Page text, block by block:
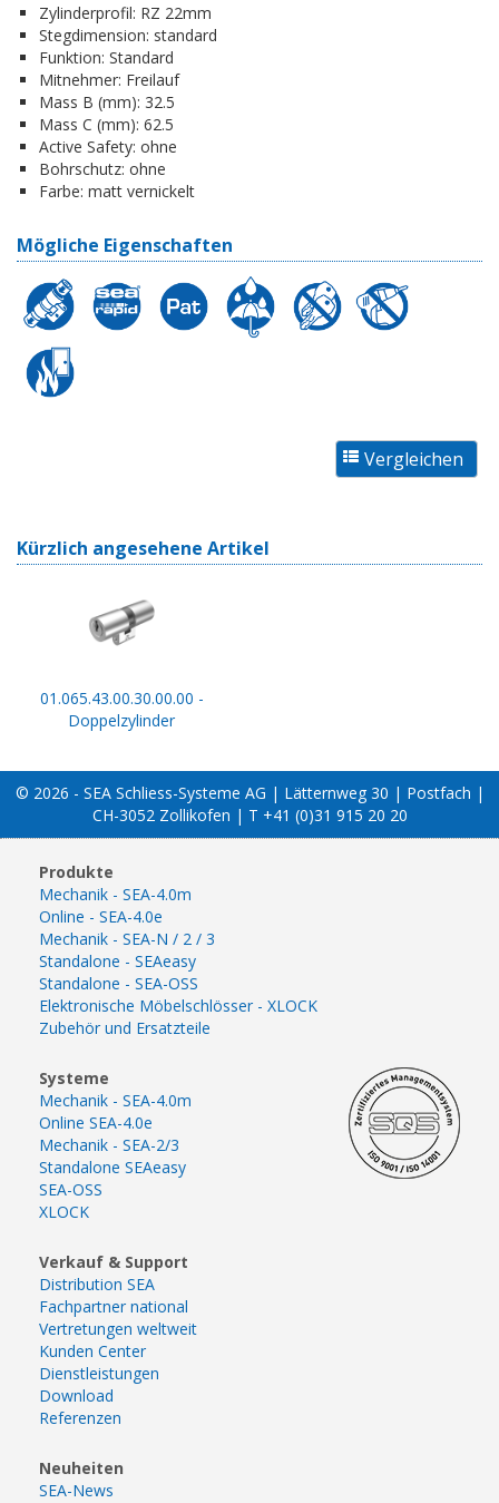
Zylinderprofil: RZ 22mm
Stegdimension: standard
Funktion: Standard
Mitnehmer: Freilauf
Mass B (mm): 32.5
Mass C (mm): 62.5
Active Safety: ohne
Bohrschutz: ohne
Farbe: matt vernickelt
Mögliche Eigenschaften
Kürzlich angesehene Artikel
01.065.43.00.30.00.00 -
Doppelzylinder
© 2026 - SEA Schliess-Systeme AG | Lätternweg 30 | Postfach |
CH-3052 Zollikofen | T +41 (0)31 915 20 20
Produkte
Mechanik - SEA-4.0m
Online - SEA-4.0e
Mechanik - SEA-N / 2 / 3
Standalone - SEAeasy
Standalone - SEA-OSS
Elektronische Möbelschlösser - XLOCK
Zubehör und Ersatzteile
Systeme
Mechanik - SEA-4.0m
Online SEA-4.0e
Mechanik - SEA-2/3
Standalone SEAeasy
SEA-OSS
XLOCK
Verkauf & Support
Distribution SEA
Fachpartner national
Vertretungen weltweit
Kunden Center
Dienstleistungen
Download
Referenzen
Neuheiten
SEA-News